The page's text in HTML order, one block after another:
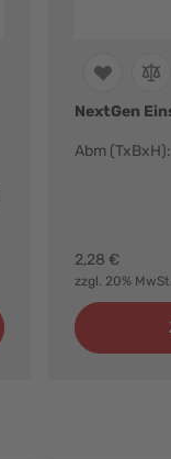
NextGen
Abm
2,28 €
zzgl. 20% MwSt.